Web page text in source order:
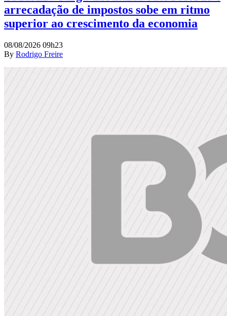
arrecadação de impostos sobe em ritmo
superior ao crescimento da economia
08/08/2026 09h23
By Rodrigo Freire